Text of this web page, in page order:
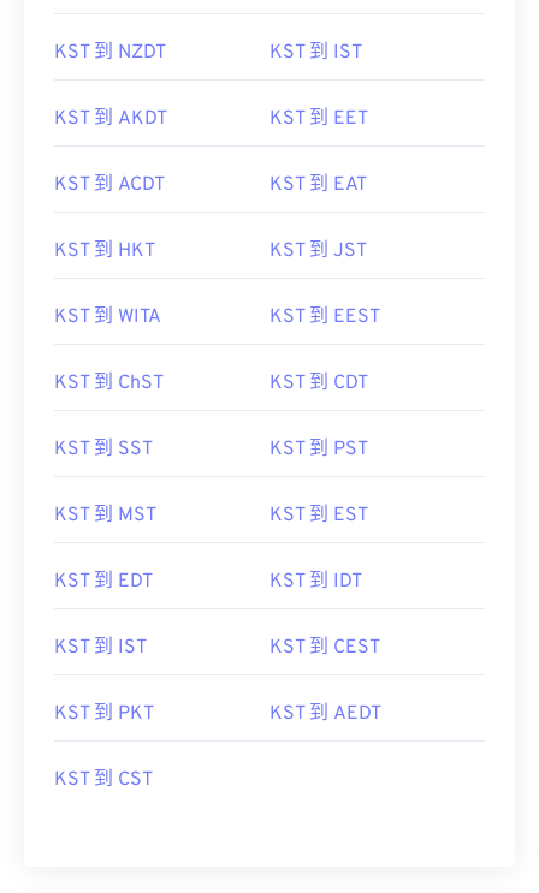
KST 到 NZDT KST 到 IST
KST 到 AKDT KST 到 EET
KST 到 ACDT KST 到 EAT
KST 到 HKT KST 到 JST
KST 到 WITA KST 到 EEST
KST 到 ChST KST 到 CDT
KST 到 SST KST 到 PST
KST 到 MST KST 到 EST
KST 到 EDT KST 到 IDT
KST 到 IST KST 到 CEST
KST 到 PKT KST 到 AEDT
KST 到 CST